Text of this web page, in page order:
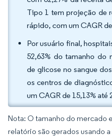
Tipo 1 tem projeção de
rápido, com um CAGR
Por usuário final,
52,63% do tamanho do
de glicose no sangue
os centros de
um CAGR de 15,13% até
Nota: O tamanho do mercado
relatório são gerados usando